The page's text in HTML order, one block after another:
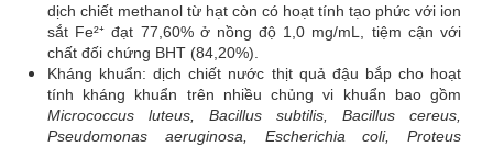
dịch chiết methanol từ hạt còn có hoạt tính tạo phức với ion
sắt Fe²⁺ đạt 77,60% ở nồng độ 1,0 mg/mL, tiệm cận với
chất đối chứng BHT (84,20%).
Kháng khuẩn: dịch chiết nước thịt quả đậu bắp cho hoạt
tính kháng khuẩn trên nhiều chủng vi khuẩn bao gồm
Micrococcus luteus, Bacillus subtilis, Bacillus cereus,
Pseudomonas aeruginosa, Escherichia coli, Proteus